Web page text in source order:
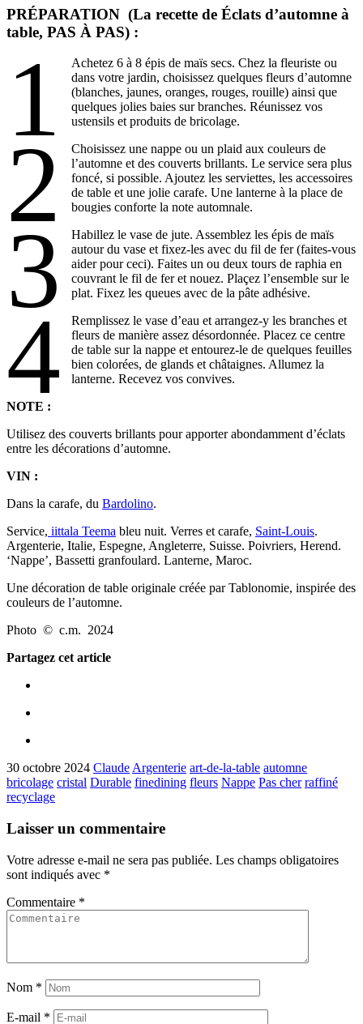
PRÉPARATION (La recette de Éclats d’automne à
table, PAS À PAS) :
1
Achetez 6 à 8 épis de maïs secs. Chez la fleuriste ou
dans votre jardin, choisissez quelques fleurs d’automne
(blanches, jaunes, oranges, rouges, rouille) ainsi que
quelques jolies baies sur branches. Réunissez vos
ustensils et produits de bricolage.
2
Choisissez une nappe ou un plaid aux couleurs de
l’automne et des couverts brillants. Le service sera plus
foncé, si possible. Ajoutez les serviettes, les accessoires
de table et une jolie carafe. Une lanterne à la place de
bougies conforte la note automnale.
3
Habillez le vase de jute. Assemblez les épis de maïs
autour du vase et fixez-les avec du fil de fer (faites-vous
aider pour ceci). Faites un ou deux tours de raphia en
couvrant le fil de fer et nouez. Plaçez l’ensemble sur le
plat. Fixez les queues avec de la pâte adhésive.
4
Remplissez le vase d’eau et arrangez-y les branches et
fleurs de manière assez désordonnée. Placez ce centre
de table sur la nappe et entourez-le de quelques feuilles
bien colorées, de glands et châtaignes. Allumez la
lanterne. Recevez vos convives.
NOTE :
Utilisez des couverts brillants pour apporter abondamment d’éclats
entre les décorations d’automne.
VIN :
Dans la carafe, du Bardolino.
Service, iittala Teema bleu nuit. Verres et carafe, Saint-Louis.
Argenterie, Italie, Espegne, Angleterre, Suisse. Poivriers, Herend.
‘Nappe’, Bassetti granfoulard. Lanterne, Maroc.
Une décoration de table originale créée par Tablonomie, inspirée des
couleurs de l’automne.
Photo © c.m. 2024
Partagez cet article
30 octobre 2024 Claude Argenterie art-de-la-table automne
bricolage cristal Durable finedining fleurs Nappe Pas cher raffiné
recyclage
Laisser un commentaire
Votre adresse e-mail ne sera pas publiée. Les champs obligatoires
sont indiqués avec *
Commentaire *
Nom *
E-mail *